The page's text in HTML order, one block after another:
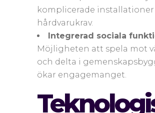
komplicerade installationer
hårdvarukrav.
Integrerad sociala
Möjligheten att spela mot
och delta i
ökar engagemanget.